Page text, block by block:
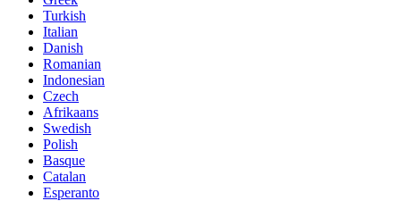
Turkish
Italian
Danish
Romanian
Indonesian
Czech
Afrikaans
Swedish
Polish
Basque
Catalan
Esperanto